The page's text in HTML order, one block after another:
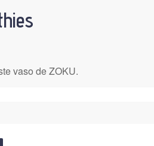
vaso de ZOKU.